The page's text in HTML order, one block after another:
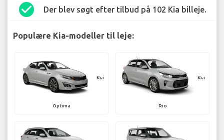
check_circle Der blev søgt efter tilbud på 102 Kia billeje.
Populære Kia-modeller til leje:
Kia
Optima
Kia
Rio